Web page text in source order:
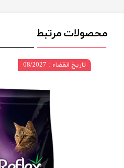
محصولات مرتبط
تاریخ انقضاء : 08/2027